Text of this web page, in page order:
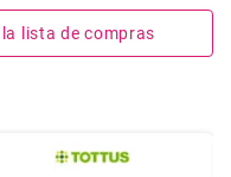
lista de compras